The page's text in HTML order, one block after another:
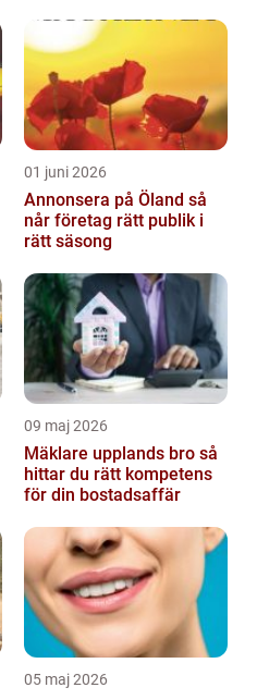
01 juni 2026
Annonsera på Öland så
når företag rätt publik i
rätt säsong
09 maj 2026
Mäklare upplands bro så
hittar du rätt kompetens
för din bostadsaffär
05 maj 2026